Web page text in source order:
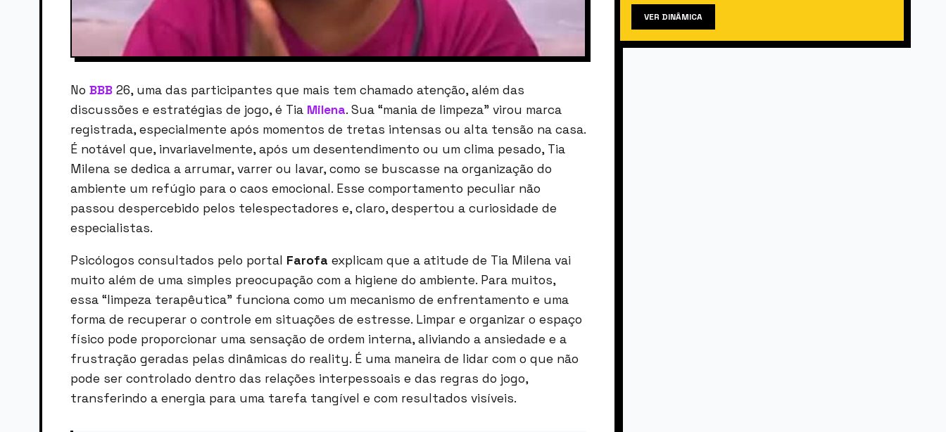
No BBB 26, uma das participantes que mais tem chamado atenção, além das
discussões e estratégias de jogo, é Tia Milena. Sua “mania de limpeza” virou marca
registrada, especialmente após momentos de tretas intensas ou alta tensão na casa.
É notável que, invariavelmente, após um desentendimento ou um clima pesado, Tia
Milena se dedica a arrumar, varrer ou lavar, como se buscasse na organização do
ambiente um refúgio para o caos emocional. Esse comportamento peculiar não
passou despercebido pelos telespectadores e, claro, despertou a curiosidade de
especialistas.
Psicólogos consultados pelo portal Farofa explicam que a atitude de Tia Milena vai
muito além de uma simples preocupação com a higiene do ambiente. Para muitos,
essa “limpeza terapêutica” funciona como um mecanismo de enfrentamento e uma
forma de recuperar o controle em situações de estresse. Limpar e organizar o espaço
físico pode proporcionar uma sensação de ordem interna, aliviando a ansiedade e a
frustração geradas pelas dinâmicas do reality. É uma maneira de lidar com o que não
pode ser controlado dentro das relações interpessoais e das regras do jogo,
transferindo a energia para uma tarefa tangível e com resultados visíveis.
VER DINÂMICA